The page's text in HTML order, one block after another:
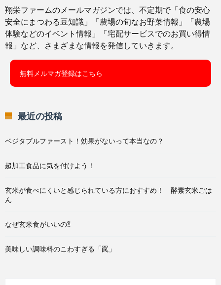
翔栄ファームのメールマガジンでは、不定期で「食の安心
安全にまつわる豆知識」「農場の旬なお野菜情報」「農場
体験などのイベント情報」「宅配サービスでのお買い得情
報」など、さまざまな情報を発信していきます。
無料メルマガ登録はこちら
最近の投稿
ベジタブルファースト！効果がないって本当なの？
超加工食品に気を付けよう！
玄米が食べにくいと感じられている方におすすめ！ 酵素玄米ごは
ん
なぜ玄米食がいいの⁈
美味しい調味料のこわすぎる「罠」